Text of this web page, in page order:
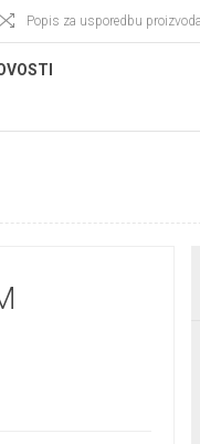
Popis za usporedbu proizvoda